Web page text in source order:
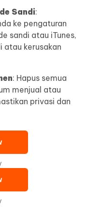
Sandi:
ke pengaturan
sandi atau iTunes,
atau kerusakan
: Hapus semua
menjual atau
privasi dan